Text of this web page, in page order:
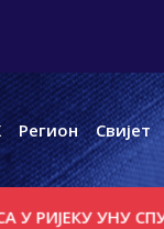
Регион Свијет
УНУ СПУШТЕН